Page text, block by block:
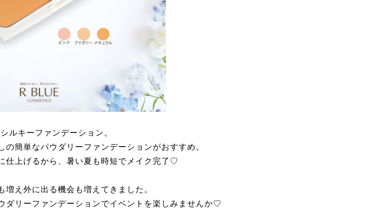
ルキーファンデーション。
簡単なパウダリーファンデーションがおすすめ。
仕上げるから、暑い夏も時短でメイク完了♡
え外に出る機会も増えてきました。
ダリーファンデーションでイベントを楽しみませんか♡